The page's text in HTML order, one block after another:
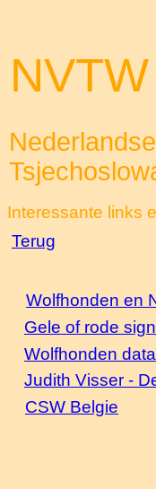
NVTW
Interessante links
Terug
Judith Visser -
Wolfhonden
CSW Belgie
Gele of rode
Wolfhonden en